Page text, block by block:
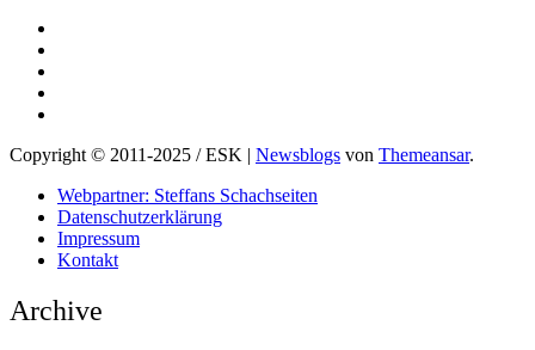
Copyright © 2011-2025 / ESK Newsblogs von Themeansar.
Webpartner: Steffans Schachseiten
Datenschutzerklärung
Impressum
Kontakt
Archive